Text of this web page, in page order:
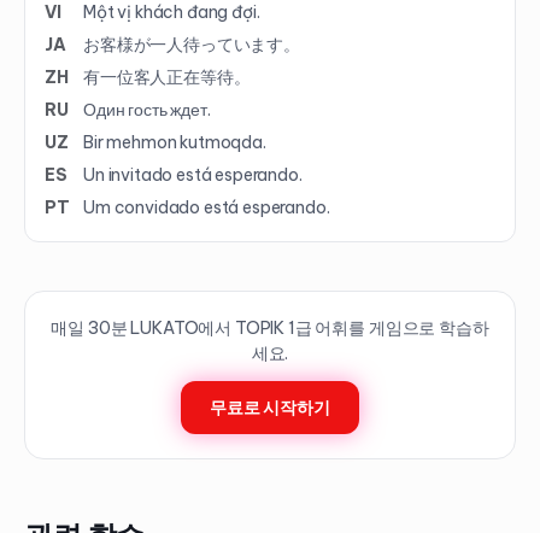
VI
Một vị khách đang đợi.
JA
お客様が一人待っています。
ZH
有一位客人正在等待。
RU
Один гость ждет.
UZ
Bir mehmon kutmoqda.
ES
Un invitado está esperando.
PT
Um convidado está esperando.
매일 30분 LUKATO에서 TOPIK 1급 어휘를 게임으로 학습하
세요.
무료로 시작하기